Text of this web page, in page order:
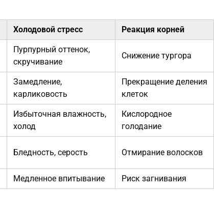
Холодовой стресс Реакция корней
Пурпурный оттенок,
скручивание
Снижение тургора
Замедление,
карликовость
Прекращение деления
клеток
Избыточная влажность,
холод
Кислородное
голодание
Бледность, серость Отмирание волосков
Медленное впитывание Риск загнивания